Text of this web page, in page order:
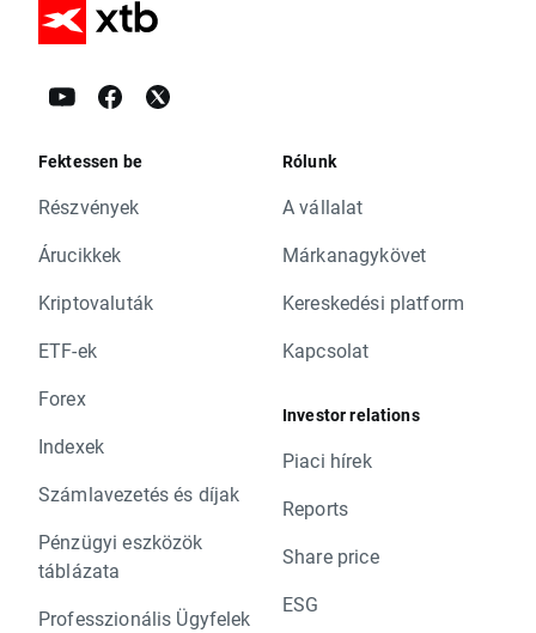
Fektessen be
Részvények
Árucikkek
Kriptovaluták
ETF-ek
Forex
Indexek
Számlavezetés és díjak
Pénzügyi eszközök
táblázata
Professzionális Ügyfelek
Rólunk
A vállalat
Márkanagykövet
Kereskedési platform
Kapcsolat
Investor relations
Piaci hírek
Reports
Share price
ESG